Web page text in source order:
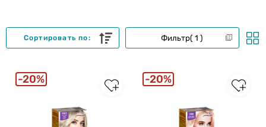
Фильтр 1
Сортировать по:
20% 20%